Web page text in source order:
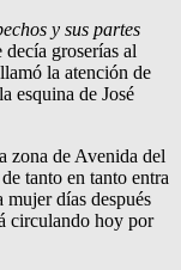
y sus partes
groserías al
la atención de
esquina de José
zona de Avenida del
tanto en tanto entra
días después
circulando hoy por